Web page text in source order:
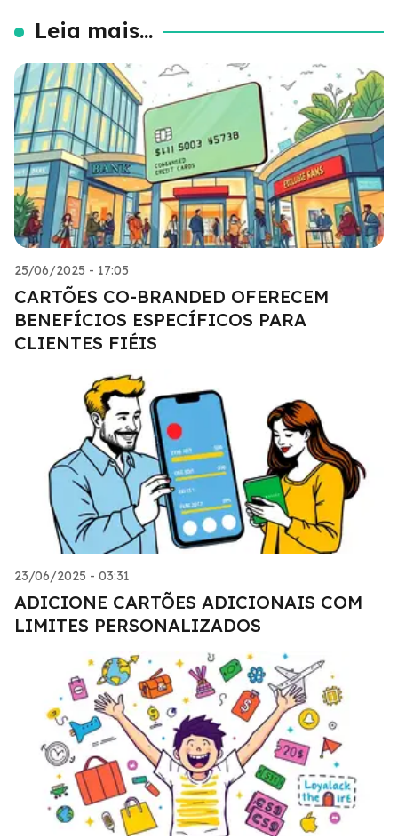
Leia mais...
25/06/2025 - 17:05
CARTÕES CO-BRANDED OFERECEM
BENEFÍCIOS ESPECÍFICOS PARA
CLIENTES FIÉIS
23/06/2025 - 03:31
ADICIONE CARTÕES ADICIONAIS COM
LIMITES PERSONALIZADOS